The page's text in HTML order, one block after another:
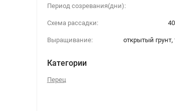
Период созревания(дни):
Схема рассадки:
Выращивание: открытый грунт,
Категории
Перец